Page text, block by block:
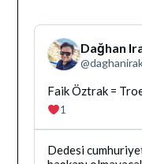
Dağhan
@
Bluesky'da
Dağhan
Irak
tarafindan
yazilan
gonderiyi
Faik Öztrak =
1
Bluesky'da
Dedesi